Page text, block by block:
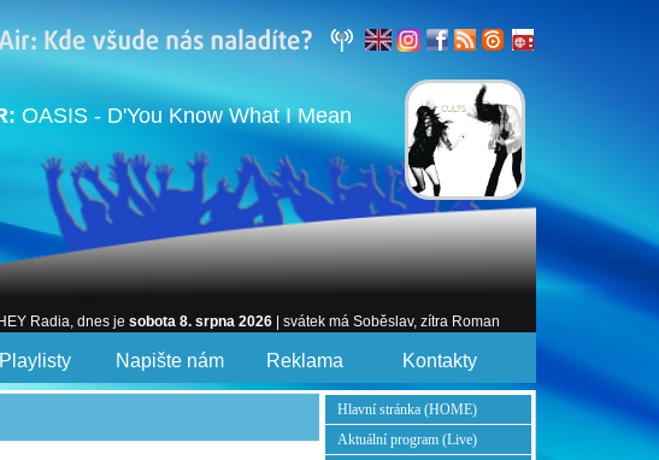
OASIS - D'You Know What I Mean
Radia, dnes je sobota 8. srpna 2026 | svátek má Soběslav, zítra Roman
Playlisty Napište nám Reklama Kontakty
Hlavní stránka (HOME)
Aktuální program (Live)